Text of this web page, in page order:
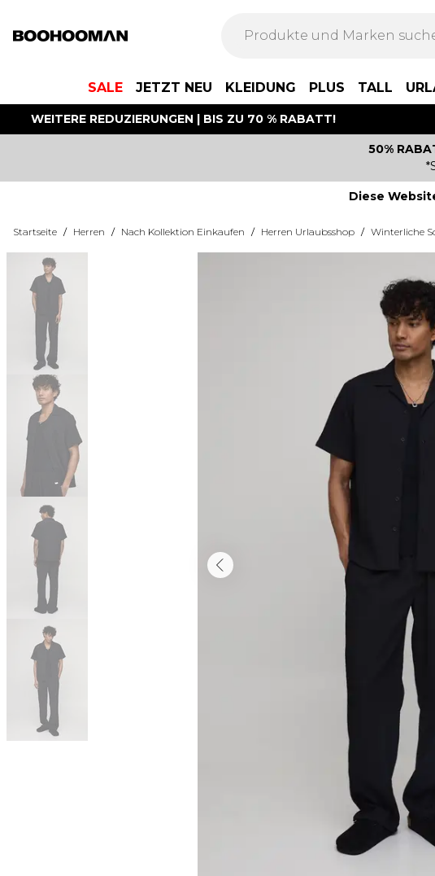
SALE JETZT NEU KLEIDUNG PLUS TALL
WEITERE REDUZIERUNGEN | BIS ZU 70 % RABATT!
50%
Diese
Startseite / Herren / Nach Kollektion Einkaufen / Herren Urlaubsshop / Winterliche